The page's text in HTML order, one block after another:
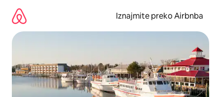
sadržaj
Iznajmite preko Airbnba